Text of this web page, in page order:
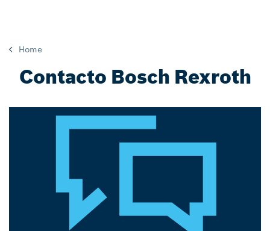
Home
Contacto Bosch Rexroth